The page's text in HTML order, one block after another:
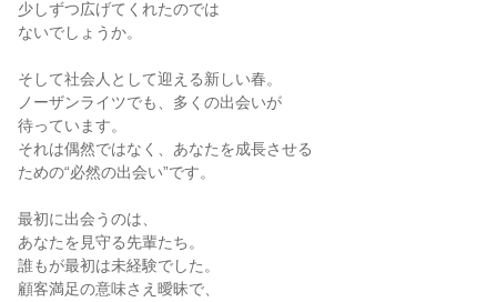
少しずつ広げてくれたのでは
ないでしょうか。
そして社会人として迎える新しい春。
ノーザンライツでも、多くの出会いが
待っています。
それは偶然ではなく、あなたを成長させる
ための“必然の出会い”です。
最初に出会うのは、
あなたを見守る先輩たち。
誰もが最初は未経験でした。
顧客満足の意味さえ曖昧で、